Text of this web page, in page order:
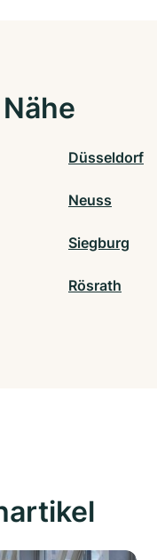
Düsseldorf
Neuss
Siegburg
Rösrath